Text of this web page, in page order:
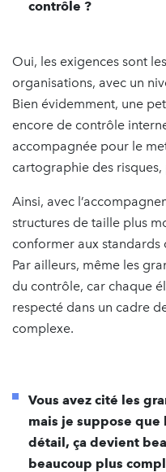
contrôle ?
Oui, les exigences sont
organisations, avec un
Bien évidemment, une
encore de contrôle
accompagnée pour le
cartographie des
Ainsi, avec
structures de taille plus
conformer aux
Par ailleurs, même les
du contrôle, car chaque
respecté dans un cadre
complexe.
Vous avez cité les
mais je suppose
détail, ça devient
beaucoup plus